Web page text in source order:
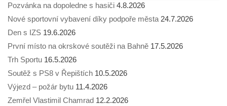
Pozvánka na dopoledne s hasiči 4.8.2026
Nové sportovní vybavení díky podpoře města 24.7.2026
Den s IZS 19.6.2026
První místo na okrskové soutěži na Bahně 17.5.2026
Trh Sportu 16.5.2026
Soutěž s PS8 v Řepištích 10.5.2026
Výjezd – požár bytu 11.4.2026
Zemřel Vlastimil Chamrad 12.2.2026